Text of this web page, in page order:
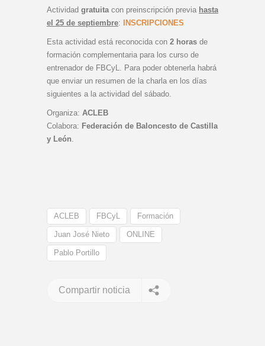
Actividad gratuitacon preinscripción previa hasta
el 25 de septiembre: INSCRIPCIONES
Esta actividad está reconocida con 2 horas de
formación complementaria para los curso de
entrenador de FBCyL. Para poder obtenerla habrá
que enviar un resumen de la charla en los días
siguientes a la actividad del sábado.
Organiza: ACLEB
Colabora: Federación de Baloncesto de Castilla
y León.
ACLEB FBCyL Formación
Juan José Nieto ONLINE
Pablo Portillo
Compartir noticia